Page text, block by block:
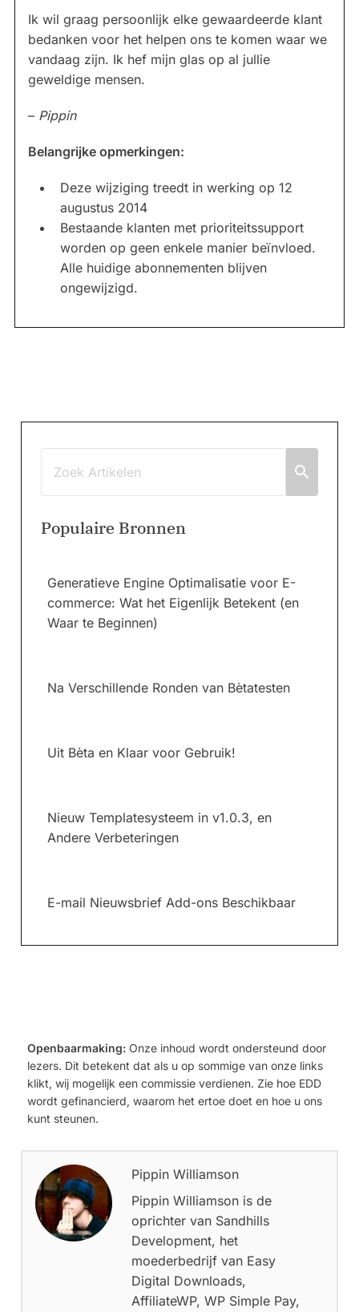
Ik wil graag persoonlijk elke gewaardeerde klant
bedanken voor het helpen ons te komen waar we
vandaag zijn. Ik hef mijn glas op al jullie
geweldige mensen.
– Pippin
Belangrijke opmerkingen:
Deze wijziging treedt in werking op 12
augustus 2014
Bestaande klanten met prioriteitssupport
worden op geen enkele manier beïnvloed.
Alle huidige abonnementen blijven
ongewijzigd.
Populaire Bronnen
Generatieve Engine Optimalisatie voor E-
commerce: Wat het Eigenlijk Betekent (en
Waar te Beginnen)
Na Verschillende Ronden van Bètatesten
Uit Bèta en Klaar voor Gebruik!
Nieuw Templatesysteem in v1.0.3, en
Andere Verbeteringen
E-mail Nieuwsbrief Add-ons Beschikbaar
Openbaarmaking: Onze inhoud wordt ondersteund door
lezers. Dit betekent dat als u op sommige van onze links
klikt, wij mogelijk een commissie verdienen. Zie hoe EDD
wordt gefinancierd, waarom het ertoe doet en hoe u ons
kunt steunen.
Pippin Williamson
Pippin Williamson is de
oprichter van Sandhills
Development, het
moederbedrijf van Easy
Digital Downloads,
AffiliateWP, WP Simple Pay,